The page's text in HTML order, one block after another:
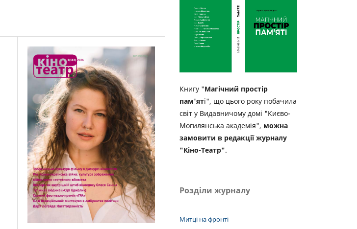
Книгу "Магічний простір
пам'яті", що цього року побачила
світ у Видавничому домі "Києво-
Могилянська академія", можна
замовити в редакції журналу
"Кіно-Театр".
Розділи журналу
Митці на фронті